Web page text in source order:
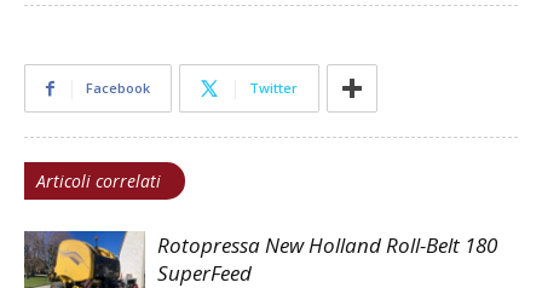
Facebook Twitter
Articoli correlati
Rotopressa New Holland Roll-Belt 180
SuperFeed